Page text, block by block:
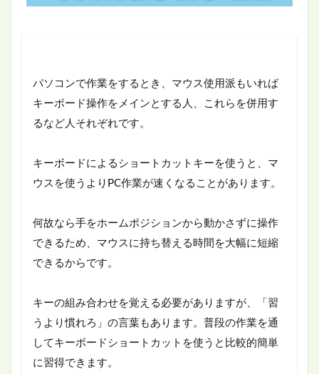
パソコンで作業をするとき、マウス使用派もいれば
キーボード操作をメインとする人、これらを併用す
るなど人それぞれです。
キーボードによるショートカットキーを使うと、マ
ウスを使うよりPC作業が速くなることがあります。
何故なら手をホームポジションから動かさずに操作
できるため、マウスに持ち替える時間を大幅に短縮
できるからです。
キーの組み合わせを覚える必要がありますが、「習
うより慣れろ」の言葉もあります。普段の作業を通
してキーボードショートカットを使うと比較的簡単
に習得できます。